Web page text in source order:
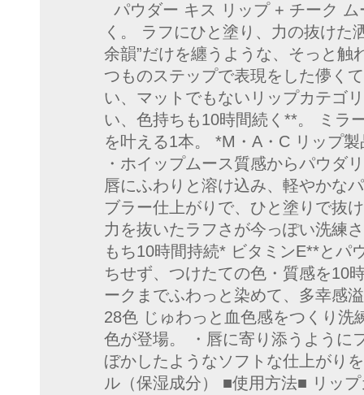
パウダー キス リップ + チーク
く。 ラフにひと塗り、力の抜け
余韻”だけを纏うような、そっと
つものステップで表現をした儚く
い、マットでもないリップカテゴ
い、色持ちも10時間続く**。 ミラ
を叶える1本。 *M・A・C リップ
・ホイップムース質感からパウダ
唇にふわりと溶け込み、軽やかな
ブラー仕上がりで、ひと塗りで抜
力を抜いたラフさが今っぽい洗練
もち10時間持続* ビタミンE**とパ
ちせず、つけたての色・質感を10
ークまでふわっと染めて、多幸感
28色 じゅわっと血色感をつくり洗
色が登場。 ・唇に寄り添うように
ぼかしたようなソフトな仕上がり
ル（保湿成分） ■使用方法■ リッ